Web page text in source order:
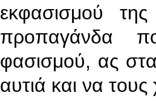
εκφασισμού
προπαγάνδα
φασισμού, ας
αυτιά και να